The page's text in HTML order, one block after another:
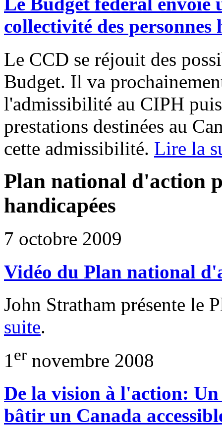
collectivité des personnes
Le CCD se réjouit des
Budget. Il va
l'admissibilité au CIPH
prestations destinées au
cette admissibilité. Lire la
Plan national d'action
handicapées
7 octobre 2009
Vidéo du Plan national
John Stratham présente le
suite.
1er novembre 2008
De la vision à l'action:
bâtir un Canada